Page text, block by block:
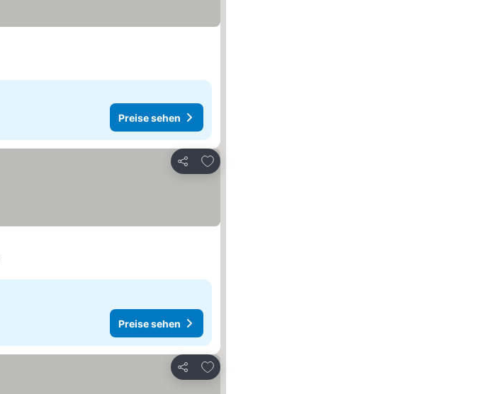
Preise sehen
Teilen
Zu Favoriten hinzufügen
Preise sehen
Teilen
Zu Favoriten hinzufügen